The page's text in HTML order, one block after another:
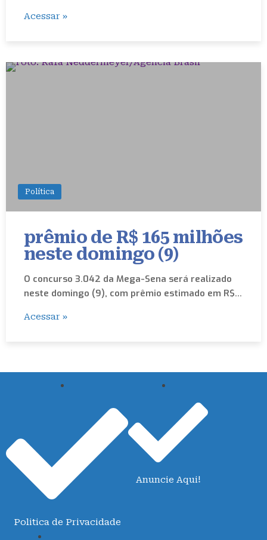
Acessar »
Política
prêmio de R$ 165 milhões
neste domingo (9)
O concurso 3.042 da Mega-Sena será realizado
neste domingo (9), com prêmio estimado em R$…
Acessar »
Politica de Privacidade
Anuncie Aqui!